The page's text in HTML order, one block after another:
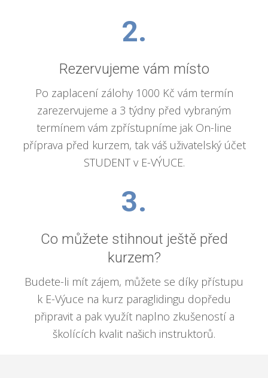
2.
Rezervujeme vám místo
Po zaplacení zálohy 1000 Kč vám termín
zarezervujeme a 3 týdny před vybraným
termínem vám zpřístupníme jak On-line
příprava před kurzem, tak váš uživatelský účet
STUDENT v E-VÝUCE.
3.
Co můžete stihnout ještě před
kurzem?
Budete-li mít zájem, můžete se díky přístupu
k E-Výuce na kurz paraglidingu dopředu
připravit a pak využít naplno zkušeností a
školících kvalit našich instruktorů.